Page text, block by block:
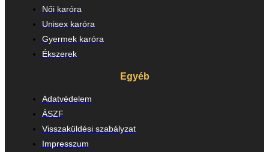
Női karóra
Unisex karóra
Gyermek karóra
Ékszerek
Egyéb
Adatvédelem
ÁSZF
Visszaküldési szabályzat
Impresszum